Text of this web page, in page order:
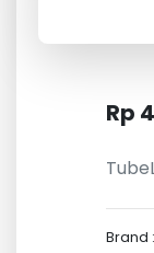
Rp
Brand :